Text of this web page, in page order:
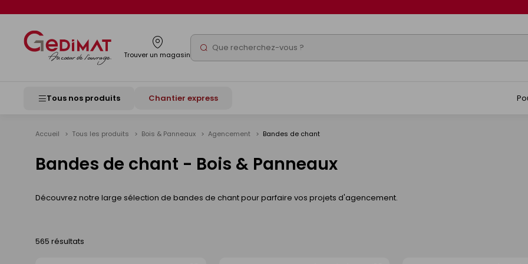
Trouver un magasin Rechercher
Tous nos produits Chantier express
Accueil Tous les produits Bois & Panneaux Agencement Bandes de chant
Bandes de chant - Bois & Panneaux
Découvrez notre large sélection de bandes de chant pour parfaire vos projets d'agencement.
565 résultats